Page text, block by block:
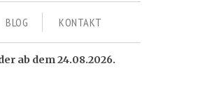
BLOG KONTAKT
ab dem 24.08.2026.